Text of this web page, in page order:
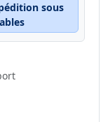
sous